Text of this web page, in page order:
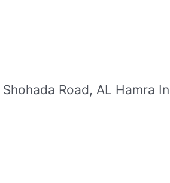
Road, AL Hamra